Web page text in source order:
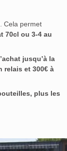
. Cela permet
70cl ou 3-4 au
jusqu’à la
relais et 300€ à
plus les